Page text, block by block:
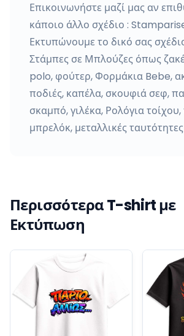
Επικοινωνήστε μαζί μας αν
κάποιο άλλο σχέδιο :
Εκτυπώνουμε το δικό σας
Στάμπες σε Μπλούζες όπως
polo, φούτερ, Φορμάκια Bebe,
ποδιές, καπέλα, σκουφιά σεφ,
σκαμπό, γιλέκα, Ρολόγια τοίχου,
μπρελόκ, μεταλλικές
Περισσότερα T-shirt με
Εκτύπωση